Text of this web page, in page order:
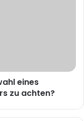
eines
zu achten?